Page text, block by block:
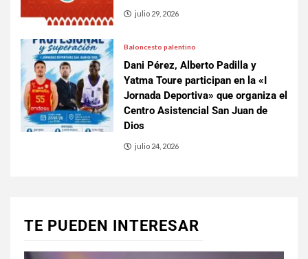
julio 29, 2026
Baloncesto palentino
Dani Pérez, Alberto Padilla y
Yatma Toure participan en la «I
Jornada Deportiva» que organiza el
Centro Asistencial San Juan de
Dios
julio 24, 2026
TE PUEDEN INTERESAR